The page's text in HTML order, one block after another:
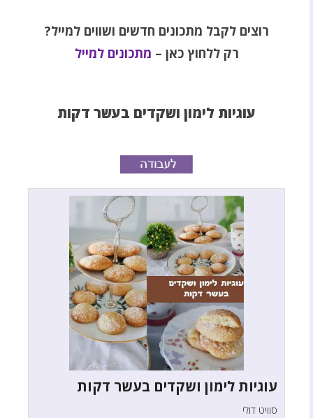
רוצים לקבל מתכונים חדשים ושווים למייל?
רק ללחוץ כאן – מתכונים למייל
עוגיות לימון ושקדים בעשר דקות
עוגיות לימון ושקדים בעשר דקות
סוויט דולי